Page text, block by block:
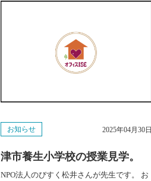
お知らせ 2025年04月30日
津市養生小学校の授業見学。
NPO法人のびすく松井さんが先生です。 お